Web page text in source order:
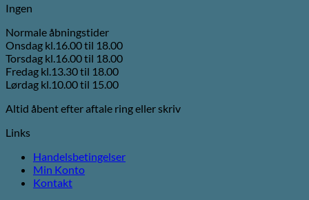
Ingen
Normale åbningstider
Onsdag kl.16.00 til 18.00
Torsdag kl.16.00 til 18.00
Fredag kl.13.30 til 18.00
Lørdag kl.10.00 til 15.00
Altid åbent efter aftale ring eller skriv
Links
Handelsbetingelser
Min Konto
Kontakt